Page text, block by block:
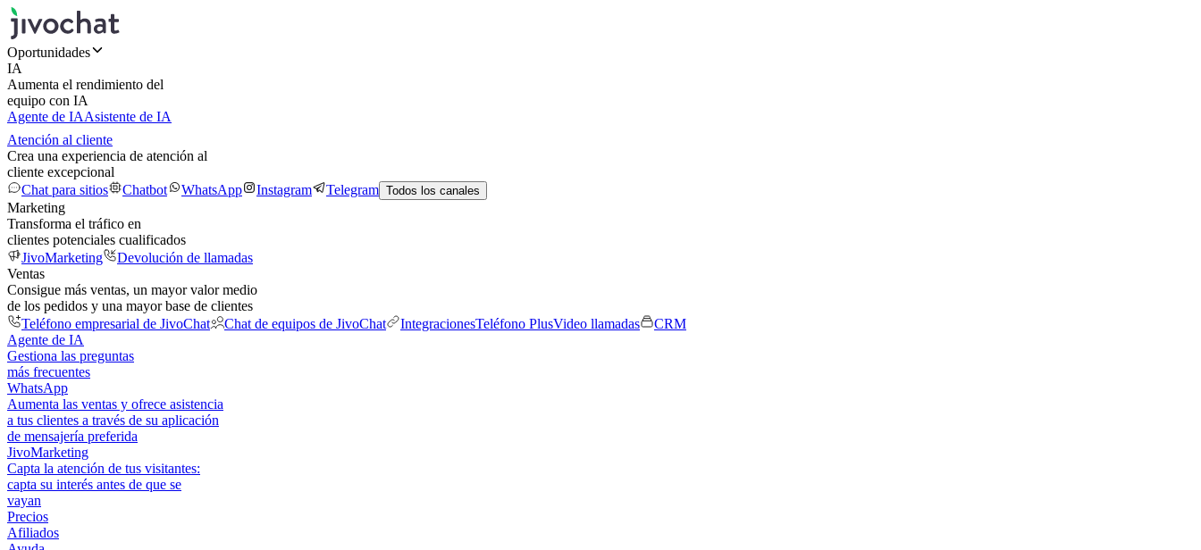
Oportunidades
IA
Aumenta el rendimiento del
equipo con IA
Agente de IAAsistente de IA
Atención al cliente
Crea una experiencia de atención al
cliente excepcional
Chat para sitios
Chatbot WhatsApp Instagram Telegram Todos los canales
Marketing
Transforma el tráfico en
clientes potenciales cualificados
JivoMarketing
Devolución de llamadas
Ventas
Consigue más ventas, un mayor valor medio
de los pedidos y una mayor base de clientes
Teléfono empresarial de JivoChat
Chat de equipos de JivoChat IntegracionesTeléfono PlusVideo llamadas
CRM
Agente de IA
Gestiona las preguntas
más frecuentes
WhatsApp
Aumenta las ventas y ofrece asistencia
a tus clientes a través de su aplicación
de mensajería preferida
JivoMarketing
Capta la atención de tus visitantes:
capta su interés antes de que se
vayan
Precios
Afiliados